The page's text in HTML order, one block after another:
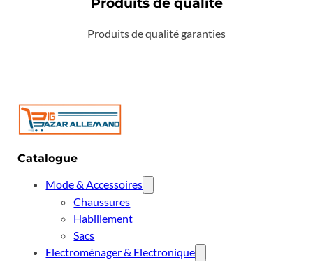
Produits de qualité garanties
Catalogue
Mode & Accessoires
Chaussures
Habillement
Sacs
Electroménager & Electronique